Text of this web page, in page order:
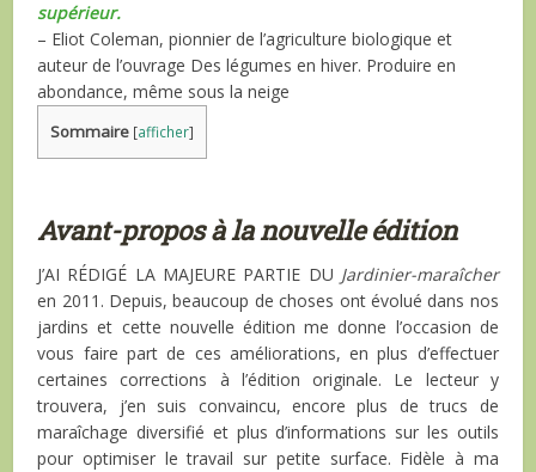
supérieur.
– Eliot Coleman, pionnier de l’agriculture biologique et
auteur de l’ouvrage Des légumes en hiver. Produire en
abondance, même sous la neige
Sommaire [afficher]
Avant-propos à la nouvelle édition
J’AI RÉDIGÉ LA MAJEURE PARTIE DU Jardinier-maraîcher
en 2011. Depuis, beaucoup de choses ont évolué dans nos
jardins et cette nouvelle édition me donne l’occasion de
vous faire part de ces améliorations, en plus d’effectuer
certaines corrections à l’édition originale. Le lecteur y
trouvera, j’en suis convaincu, encore plus de trucs de
maraîchage diversifié et plus d’informations sur les outils
pour optimiser le travail sur petite surface. Fidèle à ma